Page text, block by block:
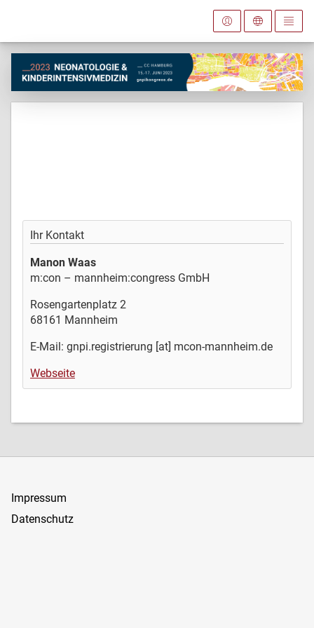
Ihr Kontakt
Manon Waas
m:con – mannheim:congress GmbH
Rosengartenplatz 2
68161 Mannheim
E-Mail: gnpi.registrierung [at] mcon-mannheim.de
Webseite
Impressum
Datenschutz